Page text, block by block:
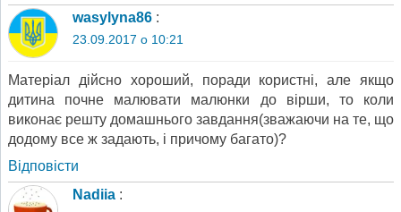
wasylyna86 :
23.09.2017 о 10:21
Матеріал дійсно хороший, поради користні, але якщо
дитина почне малювати малюнки до вірши, то коли
виконає решту домашнього завдання(зважаючи на те, що
додому все ж задають, і причому багато)?
Відповіcти
Nadiia :